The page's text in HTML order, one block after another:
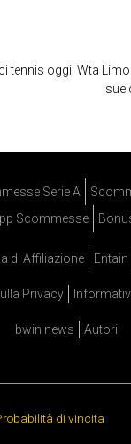
tennis oggi: Wta
sue
Serie A
Scommesse
di Affiliazione Entain
Privacy
bwin news Autori
di vincita